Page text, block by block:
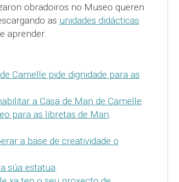
obradoiros no Museo queren
as unidades didácticas
aprender.
Camelle pide dignidade para as
a Casa de Man de Camelle
para as libretas de Man
a base de creatividade o
súa estatua